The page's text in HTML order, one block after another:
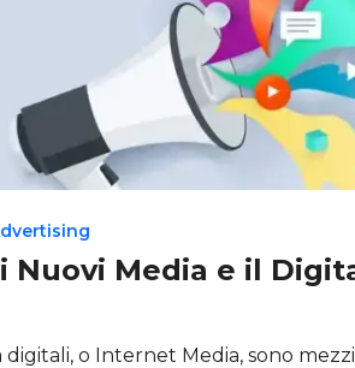
i Nuovi Media e il
digitali, o Internet Media, sono